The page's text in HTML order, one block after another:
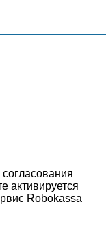
активируется
Robokassa